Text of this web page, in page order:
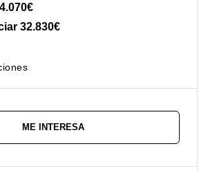
32.830€
ME INTERESA